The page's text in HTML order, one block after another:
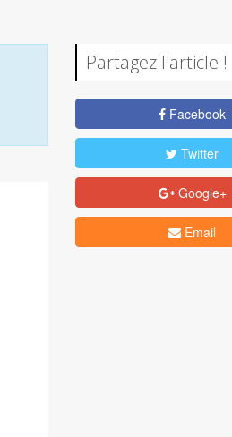
Partagez l'article !
Facebook
Twitter
Google+
Email